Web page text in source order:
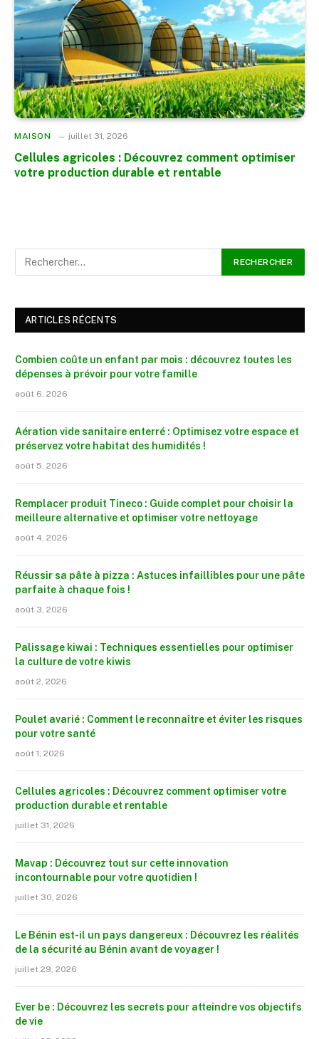
MAISON juillet 31, 2026
Cellules agricoles : Découvrez comment optimiser
votre production durable et rentable
ARTICLES RÉCENTS
Combien coûte un enfant par mois : découvrez toutes les
dépenses à prévoir pour votre famille
août 6, 2026
Aération vide sanitaire enterré : Optimisez votre espace et
préservez votre habitat des humidités !
août 5, 2026
Remplacer produit Tineco : Guide complet pour choisir la
meilleure alternative et optimiser votre nettoyage
août 4, 2026
Réussir sa pâte à pizza : Astuces infaillibles pour une pâte
parfaite à chaque fois !
août 3, 2026
Palissage kiwai : Techniques essentielles pour optimiser
la culture de votre kiwis
août 2, 2026
Poulet avarié : Comment le reconnaître et éviter les risques
pour votre santé
août 1, 2026
Cellules agricoles : Découvrez comment optimiser votre
production durable et rentable
juillet 31, 2026
Mavap : Découvrez tout sur cette innovation
incontournable pour votre quotidien !
juillet 30, 2026
Le Bénin est-il un pays dangereux : Découvrez les réalités
de la sécurité au Bénin avant de voyager !
juillet 29, 2026
Ever be : Découvrez les secrets pour atteindre vos objectifs
de vie